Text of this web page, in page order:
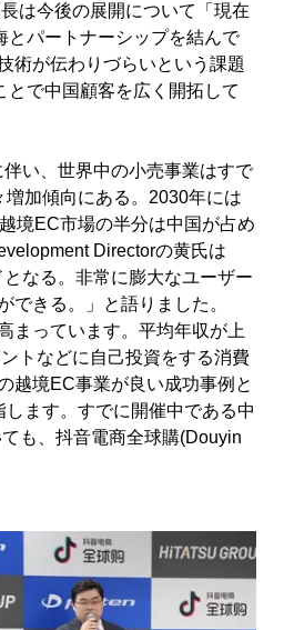
は今後の展開について「現在
とパートナーシップを結んで
術が伝わりづらいという課題
で中国顧客を広く開拓して
い、世界中の小売事業はすで
加傾向にある。2030年には
境EC市場の半分は中国が占め
Directorの黄氏は
なる。非常に膨大なユーザー
きる。」と語りました。
まっています。平均年収が上
トなどに自己投資をする消費
越境EC事業が良い成功事例と
ます。すでに開催中である中
も、抖音電商全球購(Douyin